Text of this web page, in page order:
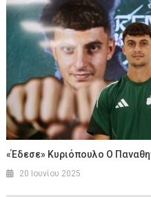
«Έδεσε» Κυριόπουλο Ο
20 Ιουνίου 2025